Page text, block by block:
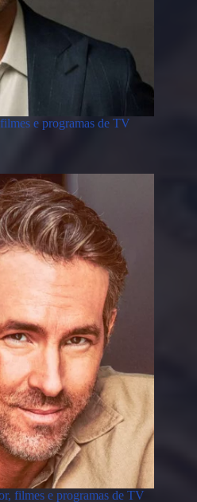
e programas de TV
filmes e programas de TV